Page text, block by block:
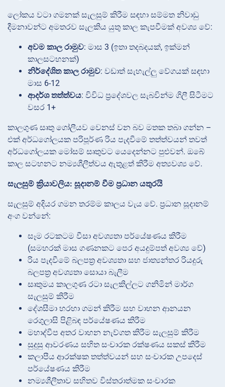
ලෝකය වටා ගමනක් සැලසුම් කිරීම සඳහා සම්මත නිවාඩු
දීමනාවන්ට අමතරව සැලකිය යුතු කාල කැපවීමක් අවශ්‍ය වේ:
අවම කාල රාමුව: මාස 3 (ඉතා තදබදයක්, ඉක්මන්
කාලසටහනක්)
නිර්දේශිත කාල රාමුව: වඩාත් සැහැල්ලු වේගයක් සඳහා
මාස 6-12
ආදර්ශ තත්ත්වය: විවිධ ප්‍රදේශවල සැබවින්ම ගිලී සිටීමට
වසර 1+
කාලගුණ සෘතු ගෝලීයව වෙනස් වන බව මතක තබා ගන්න –
එක් අර්ධගෝලයක පරිපූර්ණ රිය පැදවීමේ තත්ත්වයන් තවත්
අර්ධගෝලයක මෝසම් සෘතුවට යෙදෙන්නට පුළුවන්. ඔබේ
කාල සටහනට නම්‍යශීලීත්වය ඇතුළත් කිරීම අත්‍යවශ්‍ය වේ.
සැලසුම් ක්‍රියාවලිය: සූදානම් වීම ප්‍රධාන යතුරයි
සැලසුම් අදියර ගමන තරම්ම කාලය වැය වේ. ප්‍රධාන සූදානම්
අංග වන්නේ:
සෑම රටකටම වීසා අවශ්‍යතා පර්යේෂණය කිරීම
(සමහරක් මාස ගණනකට පෙර අයදුම්පත් අවශ්‍ය වේ)
රිය පැදවීමේ බලපත්‍ර අවශ්‍යතා සහ ජාත්‍යන්තර රියදුරු
බලපත්‍ර අවශ්‍යතා සොයා බැලීම
සෘතුමය කාලගුණ රටා සැලකිල්ලට ගනිමින් මාර්ග
සැලසුම් කිරීම
දේශසීමා හරහා ගමන් කිරීම සහ වාහන ආනයන
රෙගුලාසි පිළිබඳ පර්යේෂණය කිරීම
මහාද්වීප අතර වාහන නැව්ගත කිරීම සැලසුම් කිරීම
සුදුසු ආවරණය සහිත සංචාරක රක්ෂණය සකස් කිරීම
කලාපීය ආරක්ෂක තත්ත්වයන් සහ සංචාරක උපදෙස්
පර්යේෂණය කිරීම
නම්‍යශීලීතාව සහිතව විස්තරාත්මක සංචාරක